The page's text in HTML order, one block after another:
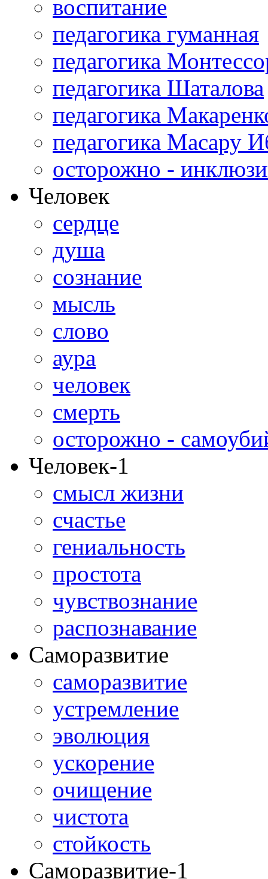
воспитание
педагогика гуманная
педагогика
педагогика Шаталова
педагогика
педагогика Масару
осторожно -
Человек
сердце
душа
сознание
мысль
слово
аура
человек
смерть
осторожно -
Человек-1
смысл жизни
счастье
гениальность
простота
чувствознание
распознавание
Саморазвитие
саморазвитие
устремление
эволюция
ускорение
очищение
чистота
стойкость
Саморазвитие-1